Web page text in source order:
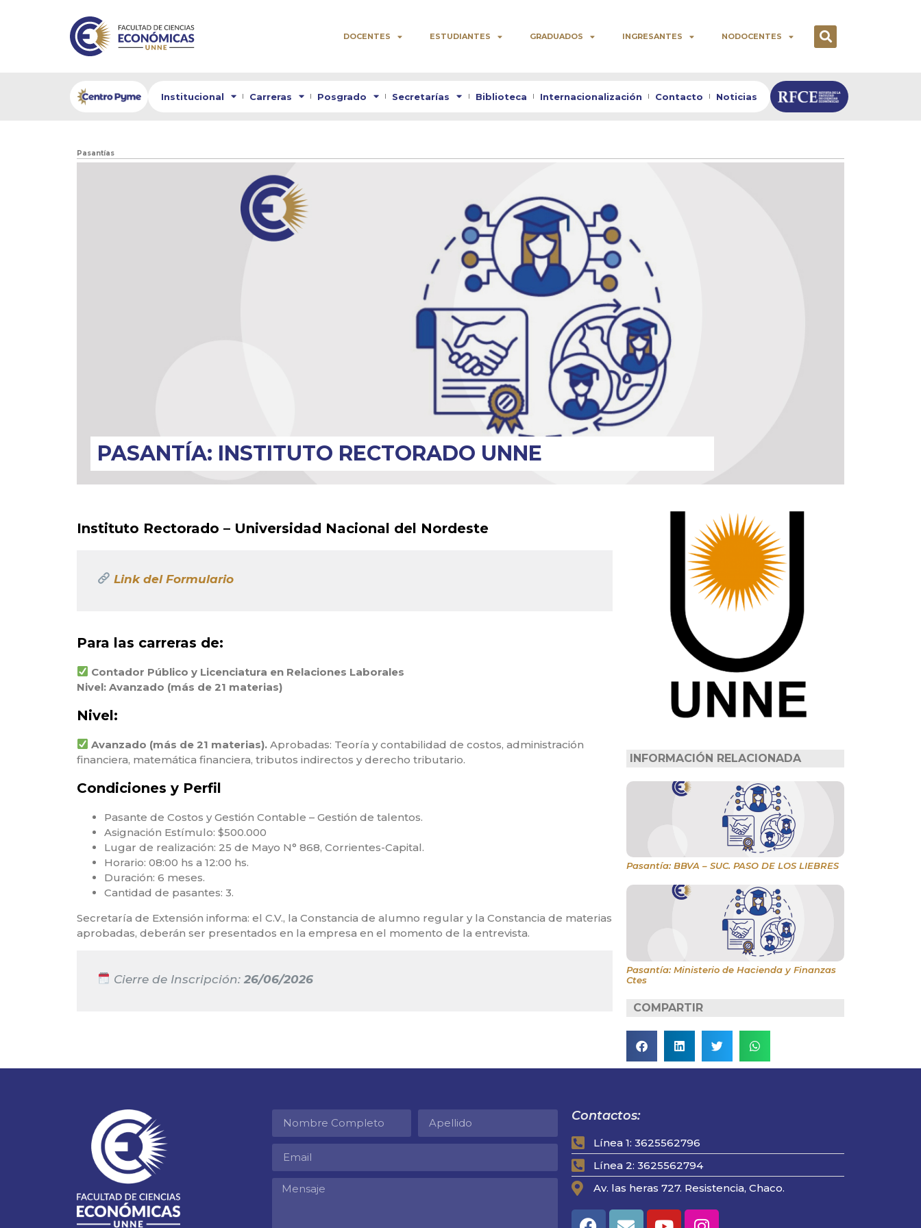
DOCENTES ESTUDIANTES GRADUADOS INGRESANTES NODOCENTES
Institucional Carreras Posgrado Secretarías Biblioteca Internacionalización Contacto Noticias
Pasantías
PASANTÍA: INSTITUTO RECTORADO UNNE
Instituto Rectorado – Universidad Nacional del Nordeste
Link del Formulario
Para las carreras de:
Contador Público y Licenciatura en Relaciones Laborales
Nivel: Avanzado (más de 21 materias)
Nivel:
Avanzado (más de 21 materias).Aprobadas: Teoría y contabilidad de costos, administración
financiera, matemática financiera, tributos indirectos y derecho tributario.
Condiciones y Perfil
Pasante de Costos y Gestión Contable – Gestión de talentos.
Asignación Estímulo: $500.000
Lugar de realización: 25 de Mayo N° 868, Corrientes-Capital.
Horario: 08:00 hs a 12:00 hs.
Duración: 6 meses.
Cantidad de pasantes: 3.
Secretaría de Extensión informa: el C.V., la Constancia de alumno regular y la Constancia de materias
aprobadas, deberán ser presentados en la empresa en el momento de la entrevista.
Cierre de Inscripción:26/06/2026
INFORMACIÓN RELACIONADA
Pasantía: BBVA – SUC. PASO DE LOS LIEBRES
Pasantía: Ministerio de Hacienda y Finanzas
Ctes
COMPARTIR
Contactos:
Línea 1: 3625562796
Línea 2: 3625562794
Av. las heras 727. Resistencia, Chaco.